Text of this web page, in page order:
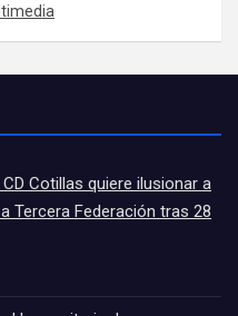
Cotillas quiere ilusionar a
Tercera Federación tras 28